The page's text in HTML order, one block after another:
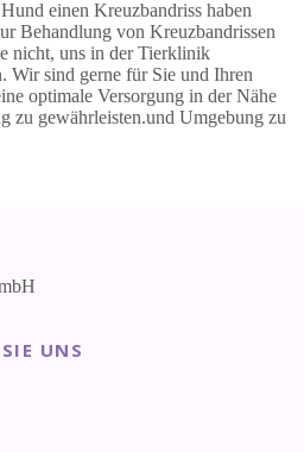
einen Kreuzbandriss haben
Behandlung von Kreuzbandrissen
nicht, uns in der Tierklinik
Wir sind gerne für Sie und Ihren
optimale Versorgung in der Nähe
zu gewährleisten.und Umgebung zu
UNS